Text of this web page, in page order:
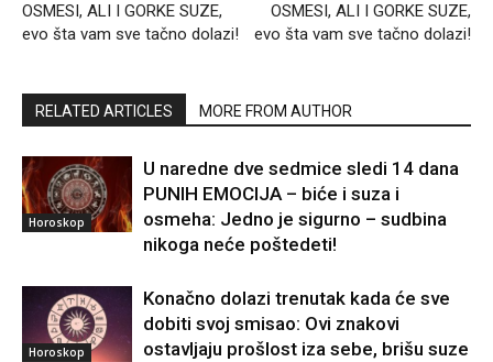
OSMESI, ALI I GORKE SUZE,
evo šta vam sve tačno dolazi!
OSMESI, ALI I GORKE SUZE,
evo šta vam sve tačno dolazi!
RELATED ARTICLES MORE FROM AUTHOR
Horoskop
U naredne dve sedmice sledi 14 dana
PUNIH EMOCIJA – biće i suza i
osmeha: Jedno je sigurno – sudbina
nikoga neće poštedeti!
Horoskop
Konačno dolazi trenutak kada će sve
dobiti svoj smisao: Ovi znakovi
ostavljaju prošlost iza sebe, brišu suze